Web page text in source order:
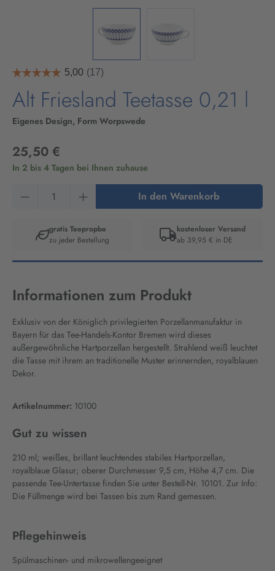
Alt Friesland Teetasse 0,21 l
Eigenes Design, Form Worpswede
25,50 €
In 2 bis 4 Tagen bei Ihnen zuhause
Produkt Anzahl: Gib den gewünschten Wert
In den Warenkorb
gratis Teepropbe
zu jeder Bestellung
kostenloser Versand
ab 39,95 € in DE
Artikelnummer:
10100
Informationen zum Produkt
Exklusiv von der Königlich privilegierten Porzellanmanufaktur in
Bayern für das Tee-Handels-Kontor Bremen wird dieses
außergewöhnliche Hartporzellan hergestellt. Strahlend weiß leuchtet
die Tasse mit ihrem an traditionelle Muster erinnernden, royalblauen
Dekor.
Artikelnummer: 10100
Gut zu wissen
210 ml; weißes, brillant leuchtendes stabiles Hartporzellan,
royalblaue Glasur; oberer Durchmesser 9,5 cm, Höhe 4,7 cm. Die
passende Tee-Untertasse finden Sie unter Bestell-Nr. 10101. Zur Info:
Die Füllmenge wird bei Tassen bis zum Rand gemessen.
Pflegehinweis
Spülmaschinen- und mikrowellengeeignet